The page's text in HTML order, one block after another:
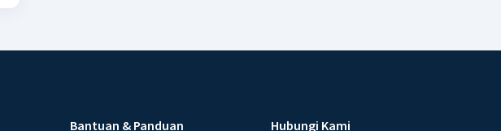
Bantuan & Panduan Hubungi Kami